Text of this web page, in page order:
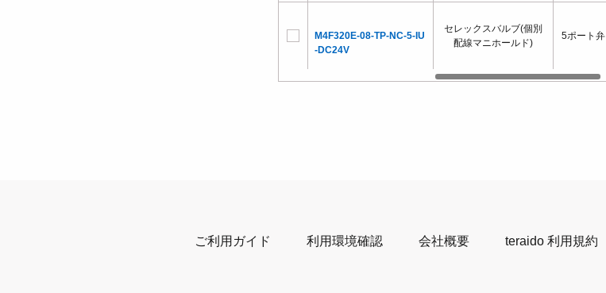
M4F320E-08-TP-NC-5-IU
-DC24V
セレックスバルブ(個別
配線マニホールド)
5ポート弁
ご利用ガイド 利用環境確認 会社概要 teraido 利用規約